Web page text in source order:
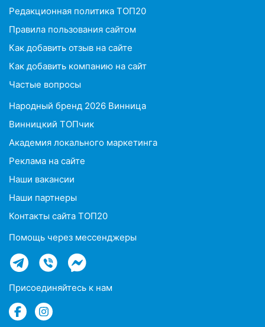
Редакционная политика ТОП20
Правила пользования сайтом
Как добавить отзыв на сайте
Как добавить компанию на сайт
Частые вопросы
Народный бренд 2026 Винница
Винницкий ТОПчик
Академия локального маркетинга
Реклама на сайте
Наши вакансии
Наши партнеры
Контакты сайта ТОП20
Помощь через мессенджеры
Присоединяйтесь к нам